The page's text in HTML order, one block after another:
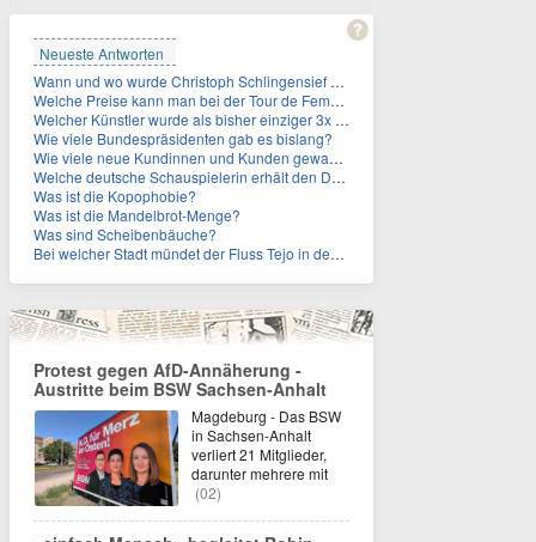
Neueste Antworten
Wann und wo wurde Christoph Schlingensief geboren?
Welche Preise kann man bei der Tour de Femmes 2026 gewinnen?
Welcher Künstler wurde als bisher einziger 3x in die Rock and Roll Hall of Fame aufgenommen?
Wie viele Bundespräsidenten gab es bislang?
Wie viele neue Kundinnen und Kunden gewann MagentaTV allein durch die WM hinzu?
Welche deutsche Schauspielerin erhält den Deutschen Kulturpolitikpreis?
Was ist die Kopophobie?
Was ist die Mandelbrot-Menge?
Was sind Scheibenbäuche?
Bei welcher Stadt mündet der Fluss Tejo in den Atlantik?
Protest gegen AfD-Annäherung -
Austritte beim BSW Sachsen-Anhalt
Magdeburg - Das BSW
in Sachsen-Anhalt
verliert 21 Mitglieder,
darunter mehrere mit
(02)